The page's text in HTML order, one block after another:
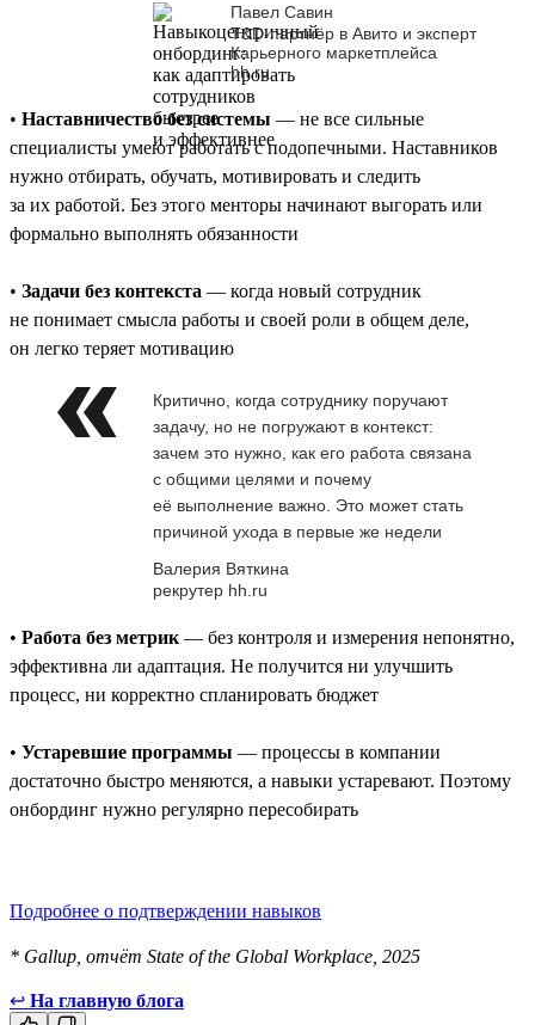
Павел Савин
T&D-партнёр в Авито и эксперт
Карьерного маркетплейса
hh.ru
• Наставничество без системы — не все сильные
специалисты умеют работать с подопечными. Наставников
нужно отбирать, обучать, мотивировать и следить
за их работой. Без этого менторы начинают выгорать или
формально выполнять обязанности
• Задачи без контекста — когда новый сотрудник
не понимает смысла работы и своей роли в общем деле,
он легко теряет мотивацию
Критично, когда сотруднику поручают
задачу, но не погружают в контекст:
зачем это нужно, как его работа связана
с общими целями и почему
её выполнение важно. Это может стать
причиной ухода в первые же недели
Валерия Вяткина
рекрутер hh.ru
• Работа без метрик — без контроля и измерения непонятно,
эффективна ли адаптация. Не получится ни улучшить
процесс, ни корректно спланировать бюджет
• Устаревшие программы — процессы в компании
достаточно быстро меняются, а навыки устаревают. Поэтому
онбординг нужно регулярно пересобирать
Подробнее о подтверждении навыков
* Gallup, отчёт State of the Global Workplace, 2025
↩ На главную блога